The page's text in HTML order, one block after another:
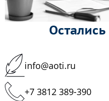
info@aoti.ru
+7 3812 389-390